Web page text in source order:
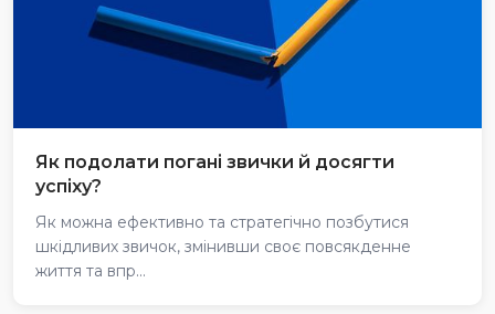
Як подолати погані звички й досягти
успіху?
Як можна ефективно та стратегічно позбутися
шкідливих звичок, змінивши своє повсякденне
життя та впр...